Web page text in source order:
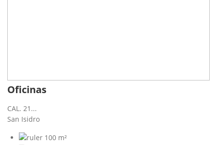
Oficinas
CAL. 21...
San Isidro
100 m²